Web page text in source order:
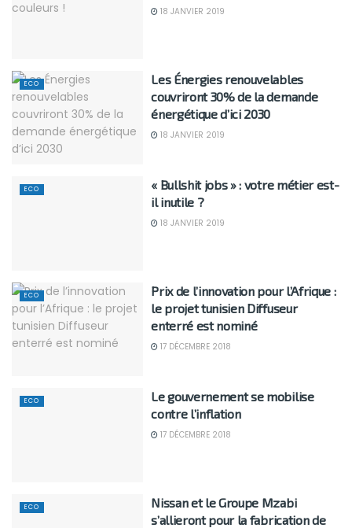
18 JANVIER 2019
ECO
Les Énergies renouvelables
couvriront 30% de la demande
énergétique d’ici 2030
18 JANVIER 2019
ECO
« Bullshit jobs » : votre métier est-
il inutile ?
18 JANVIER 2019
ECO
Prix de l’innovation pour l’Afrique :
le projet tunisien Diffuseur
enterré est nominé
17 DÉCEMBRE 2018
ECO
Le gouvernement se mobilise
contre l’inflation
17 DÉCEMBRE 2018
ECO
Nissan et le Groupe Mzabi
s’allieront pour la fabrication de